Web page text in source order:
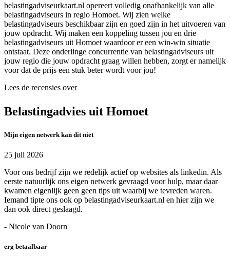
belastingadviseurkaart.nl opereert volledig onafhankelijk van alle
belastingadviseurs in regio Homoet. Wij zien welke
belastingadviseurs beschikbaar zijn en goed zijn in het uitvoeren van
jouw opdracht. Wij maken een koppeling tussen jou en drie
belastingadviseurs uit Homoet waardoor er een win-win situatie
ontstaat. Deze onderlinge concurrentie van belastingadviseurs uit
jouw regio die jouw opdracht graag willen hebben, zorgt er namelijk
voor dat de prijs een stuk beter wordt voor jou!
Lees de recensies over
Belastingadvies uit Homoet
Mijn eigen netwerk kan dit niet
25 juli 2026
Voor ons bedrijf zijn we redelijk actief op websites als linkedin. Als
eerste natuurlijk ons eigen netwerk gevraagd voor hulp, maar daar
kwamen eigenlijk geen geen tips uit waarbij we tevreden waren.
Iemand tipte ons ook op belastingadviseurkaart.nl en hier zijn we
dan ook direct geslaagd.
- Nicole van Doorn
erg betaalbaar